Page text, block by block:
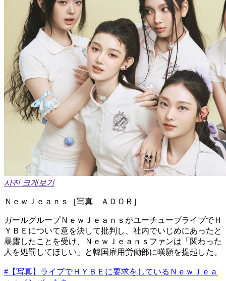
사진 크게보기
​ＮｅｗＪｅａｎｓ［写真 ＡＤＯＲ］
ガールグループＮｅｗＪｅａｎｓがユーチューブライブでＨ
ＹＢＥについて意を決して批判し、社内でいじめにあったと
暴露したことを受け、ＮｅｗＪｅａｎｓファンは「関わった
人を処罰してほしい」と韓国雇用労働部に嘆願を提起した。
#【写真】ライブでＨＹＢＥに要求をしているＮｅｗＪｅａ